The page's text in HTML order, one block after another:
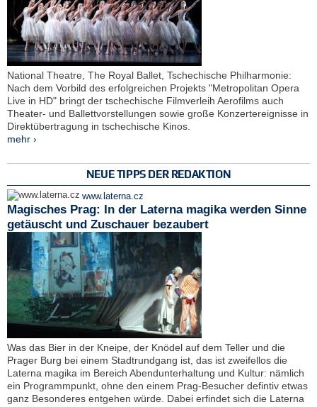
National Theatre, The Royal Ballet, Tschechische Philharmonie:
Nach dem Vorbild des erfolgreichen Projekts "Metropolitan Opera
Live in HD" bringt der tschechische Filmverleih Aerofilms auch
Theater- und Ballettvorstellungen sowie große Konzertereignisse in
Direktübertragung in tschechische Kinos.
mehr ›
NEUE TIPPS DER REDAKTION
www.laterna.cz
Magisches Prag: In der Laterna magika werden Sinne
getäuscht und Zuschauer bezaubert
Was das Bier in der Kneipe, der Knödel auf dem Teller und die
Prager Burg bei einem Stadtrundgang ist, das ist zweifellos die
Laterna magika im Bereich Abendunterhaltung und Kultur: nämlich
ein Programmpunkt, ohne den einem Prag-Besucher defintiv etwas
ganz Besonderes entgehen würde. Dabei erfindet sich die Laterna